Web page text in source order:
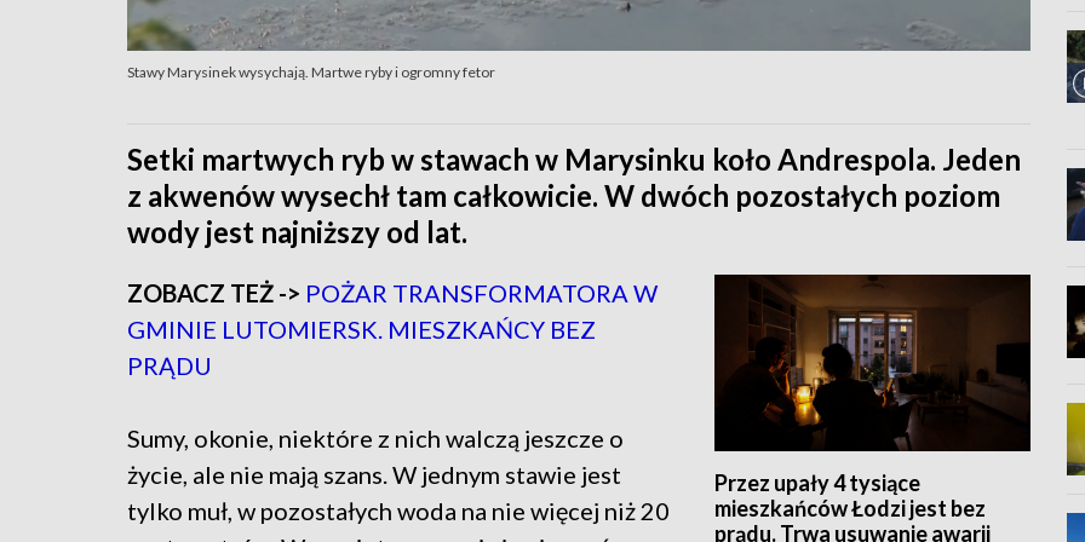
Stawy Marysinek wysychają. Martwe ryby i ogromny fetor
Setki martwych ryb w stawach w Marysinku koło Andrespola. Jeden
z akwenów wysechł tam całkowicie. W dwóch pozostałych poziom
wody jest najniższy od lat.
Przez upały 4 tysiące
mieszkańców Łodzi jest bez
prądu. Trwa usuwanie awarii
ZOBACZ TEŻ -> POŻAR TRANSFORMATORA W
GMINIE LUTOMIERSK. MIESZKAŃCY BEZ
PRĄDU
Sumy, okonie, niektóre z nich walczą jeszcze o
życie, ale nie mają szans. W jednym stawie jest
tylko muł, w pozostałych woda na nie więcej niż 20